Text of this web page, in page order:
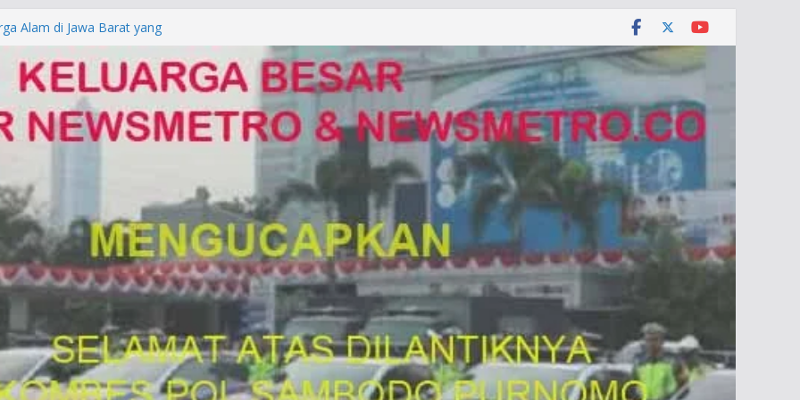
Alam di Jawa Barat yang
KUHAP Baru 2026, Tegaskan
Dipidana
DENPASAR DAN
POLDA BALI DIDUGA
ke Mabes Polri
Palsu, Kapolres
SIM